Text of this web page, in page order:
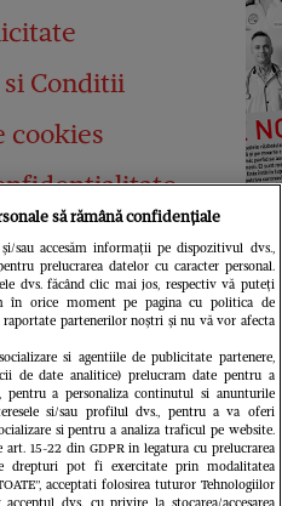
Conditii
cookies
ONJN nr.
minorilor.
să rămână confidențiale
sau accesăm informații pe dispozitivul dvs.,
prelucrarea datelor cu caracter personal.
dvs. făcând clic mai jos, respectiv vă puteți
în orice moment pe pagina cu politica de
partenerilor noștri și nu vă vor afecta
si agentiile de publicitate partenere,
de date analitice) prelucram date pentru a
pentru a personaliza continutul si anunturile
si/sau profilul dvs., pentru a va oferi
si pentru a analiza traficul pe website.
15-22 din GDPR in legatura cu prelucrarea
drepturi pot fi exercitate prin modalitatea
acceptati folosirea tuturor Tehnologiilor
dvs. cu privire la stocarea/accesarea